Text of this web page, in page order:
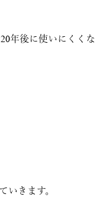
年後に使いにくくな
いきます。